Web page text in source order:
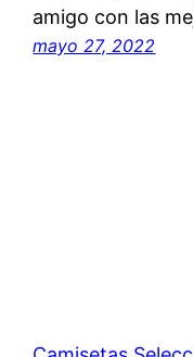
amigo con las
mayo 27, 2022